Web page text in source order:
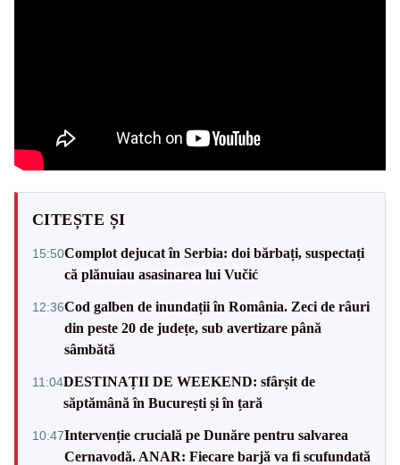
CITEȘTE ȘI
15:50Complot dejucat în Serbia: doi bărbați, suspectați
că plănuiau asasinarea lui Vučić
12:36Cod galben de inundații în România. Zeci de râuri
din peste 20 de județe, sub avertizare până
sâmbătă
11:04DESTINAȚII DE WEEKEND: sfârșit de
săptămână în București și în țară
10:47Intervenție crucială pe Dunăre pentru salvarea
Cernavodă. ANAR: Fiecare barjă va fi scufundată